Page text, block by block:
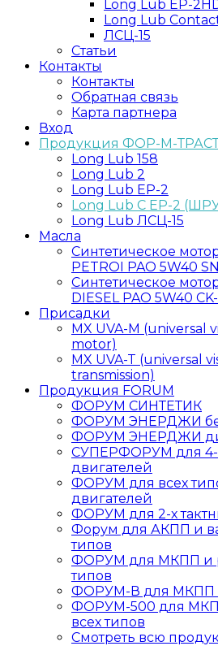
Long Lub EP-
Long Lub
ЛСЦ-15
Статьи
Контакты
Контакты
Обратная связь
Карта партнера
Вход
Продукция ФОР-М-
Long Lub 158
Long Lub 2
Long Lub EP-2
Long Lub C EP-2
Long Lub ЛСЦ-15
Масла
Синтетическое
PETROI PAO 5W40
Синтетическое
DIESEL PAO 5W40
Присадки
MX UVA-M (universal
motor)
MX UVA-T (universal
transmission)
Продукция FORUM
ФОРУМ СИНТЕТИК
ФОРУМ ЭНЕРДЖИ
ФОРУМ ЭНЕРДЖИ
СУПЕРФОРУМ для 4-
двигателей
ФОРУМ для всех
двигателей
ФОРУМ для 2-х
Форум для АКПП и
типов
ФОРУМ для МКПП и
типов
ФОРУМ-В для МКПП
ФОРУМ-500 для
всех типов
Смотреть всю